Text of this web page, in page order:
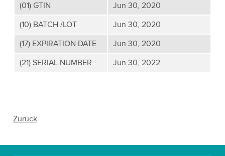
(01) GTIN
Jun 30, 2020
(10) BATCH /LOT
Jun 30, 2020
(17) EXPIRATION DATE
Jun 30, 2020
(21) SERIAL NUMBER
Jun 30, 2022
Zurück